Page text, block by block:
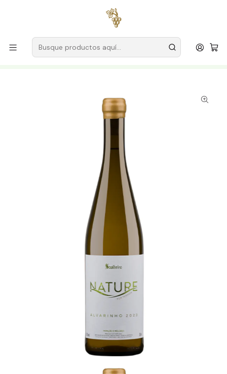
para pedidos superiores a
Productores
Vino Verde (Monção & Melgaço)
Soleado
Soalheiro Nature Pur Terroir Alvarinho Magnum Vinho
Verde Branco 1.5L